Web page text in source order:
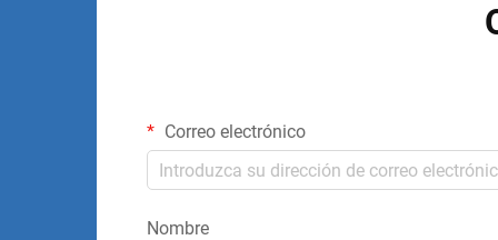
Correo electrónico
Nombre